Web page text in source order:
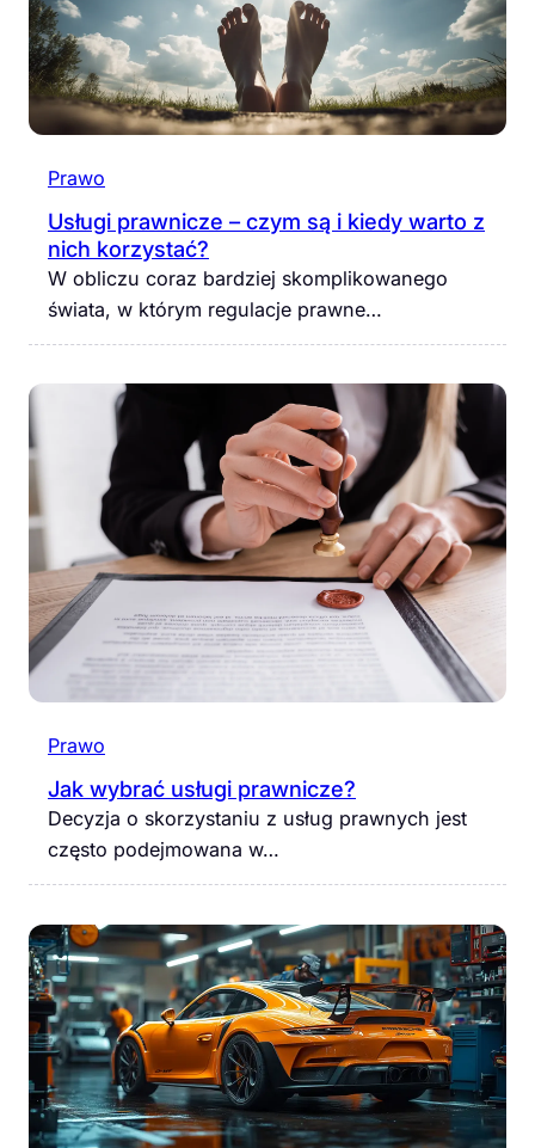
Prawo
Usługi prawnicze – czym są i kiedy warto z
nich korzystać?
W obliczu coraz bardziej skomplikowanego
świata, w którym regulacje prawne…
Prawo
Jak wybrać usługi prawnicze?
Decyzja o skorzystaniu z usług prawnych jest
często podejmowana w…